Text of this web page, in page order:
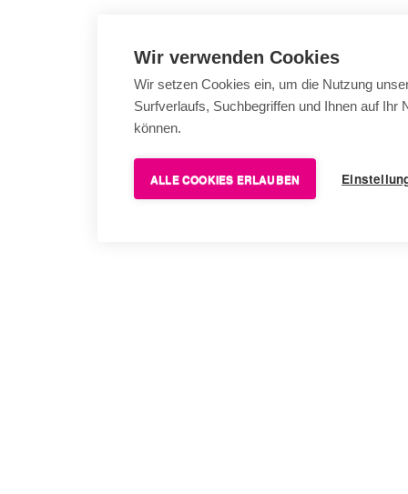
Wir verwenden Cookies
Wir setzen Cookies ein, um die Nutzung
Surfverlaufs, Suchbegriffen und Ihnen auf Ihr
können.
ALLE COOKIES ERLAUBEN